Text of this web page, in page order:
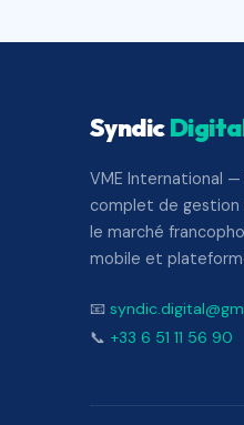
Syndic
VME International
complet de
le marché
mobile et
📧
📞 +33 6 51 11 56 90